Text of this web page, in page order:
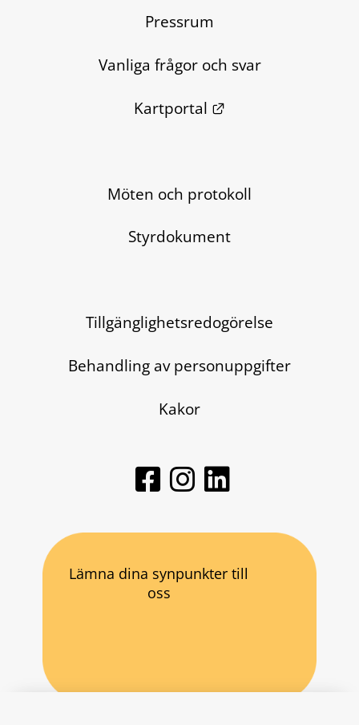
Pressrum
Vanliga frågor och svar
Kartportal
Länk till annan
Möten och protokoll
Styrdokument
Tillgänglighetsredogörelse
Behandling av personuppgifter
Kakor
Lämna dina synpunkter till
oss